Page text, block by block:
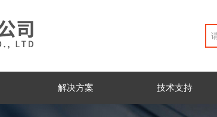
解决方案 技术支持